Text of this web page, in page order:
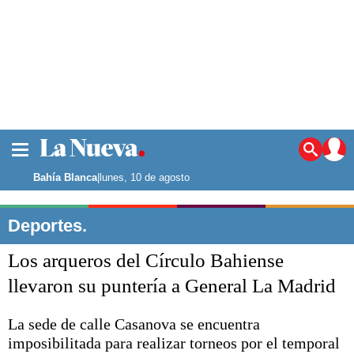
Noticias
La ciudad
Punta Alta
El mundo
Seguridad
Deportes
Escenario Olímpico
Liga del Sur
Bahía Blanca|lunes, 10 de agosto
Deportes.
Los arqueros del Círculo Bahiense
llevaron su puntería a General La Madrid
La sede de calle Casanova se encuentra
imposibilitada para realizar torneos por el temporal